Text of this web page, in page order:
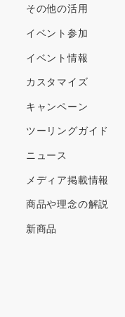
その他の活用
イベント参加
イベント情報
カスタマイズ
キャンペーン
ツーリングガイド
ニュース
メディア掲載情報
商品や理念の解説
新商品